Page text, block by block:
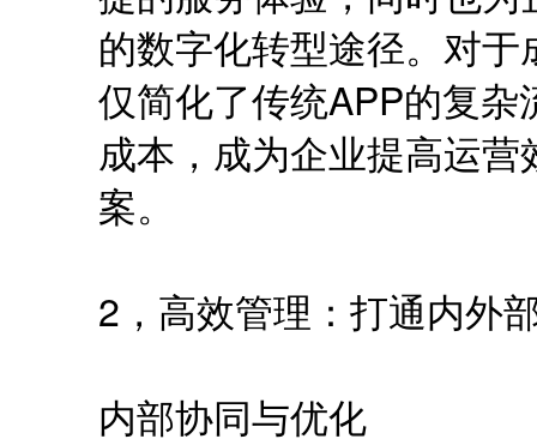
的数字化转型途径。对
仅简化了传统APP的复
成本，成为企业提高运
案。
2，高效管理：打通内外
内部协同与优化